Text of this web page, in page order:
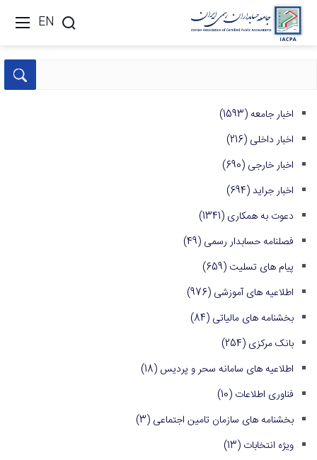
EN
اخبار جامعه (1593)
اخبار داخلی (216)
اخبار خارجی (690)
اخبار جراید(694)
دعوت به همکاری (1341)
فصلنامه حسابدار رسمی (49)
پیام های تسلیت (659)
اطلاعیه های آموزشی (976)
بخشنامه های مالیاتی (84)
بانک مرکزی (254)
اطلاعیه های سامانه سحر و پردیس (18)
فناوری اطلاعات (10)
بخشنامه های سازمان تامین اجتماعی (3)
ویژه انتخابات (13)